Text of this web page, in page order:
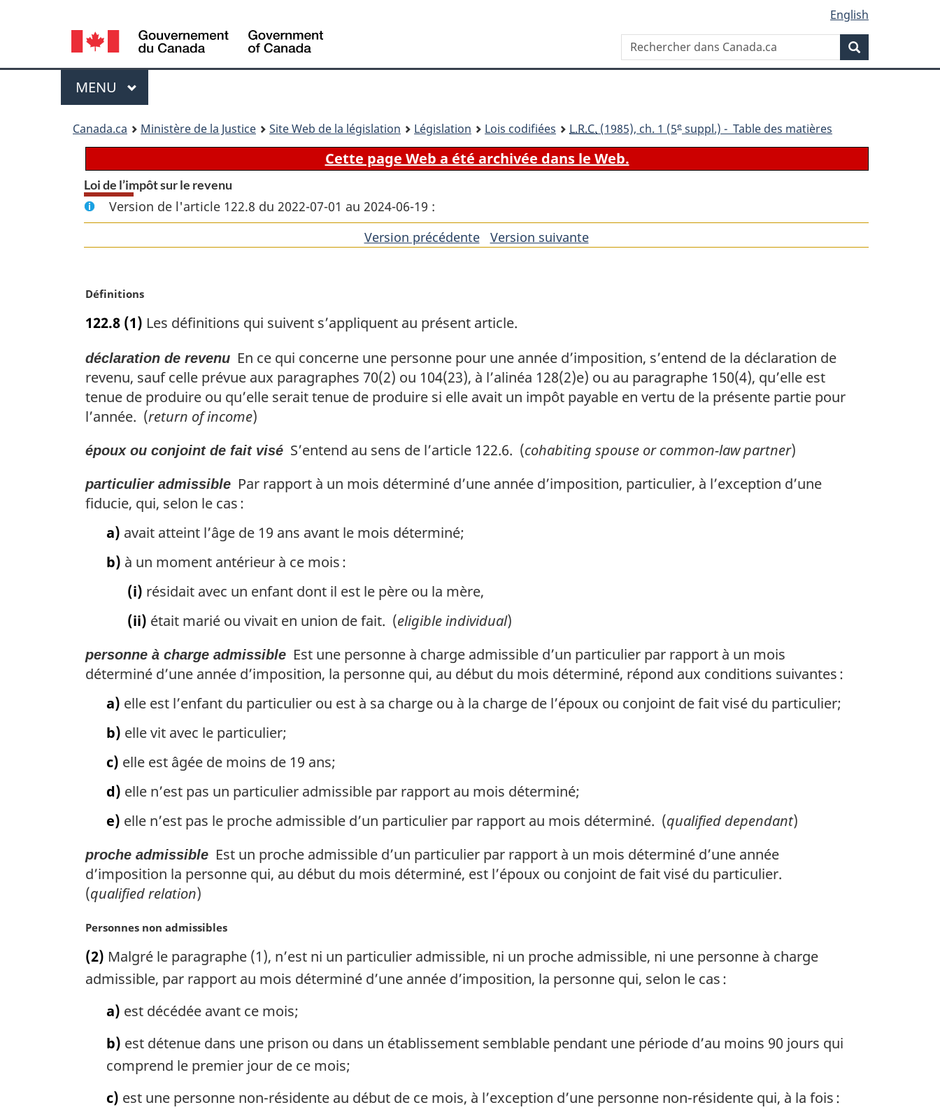
principal
À
site
version
Language
selection
English
Rechercher
dans
Canada.ca
Menu
MENU PRINCIPAL
Canada.ca Ministère de la Justice Site Web de la législation Législation Lois codifiées L.R.C. (1985), ch. 1 (5e suppl.) - Table des matières
Cette page Web a été archivée dans le Web.
Loi de l’impôt sur le revenu
Version de l'article 122.8 du 2022-07-01 au 2024-06-19 :
Version précédentedeVersion suivantede
N
t
m
a
r
g
i
a
e
:
Définitions
122.8 (1) Les définitions qui suivent s’appliquent au présent article.
déclaration de revenu En ce qui concerne une personne pour une année d’imposition, s’entend de la déclaration de
revenu, sauf celle prévue aux paragraphes 70(2) ou 104(23), à l’alinéa 128(2)e) ou au paragraphe 150(4), qu’elle est
tenue de produire ou qu’elle serait tenue de produire si elle avait un impôt payable en vertu de la présente partie pour
l’année. (return of income)
époux ou conjoint de fait visé S’entend au sens de l’article 122.6. (cohabiting spouse or common-law partner)
particulier admissible Par rapport à un mois déterminé d’une année d’imposition, particulier, à l’exception d’une
fiducie, qui, selon le cas :
a) avait atteint l’âge de 19 ans avant le mois déterminé;
b) à un moment antérieur à ce mois :
(i) résidait avec un enfant dont il est le père ou la mère,
(ii) était marié ou vivait en union de fait. (eligible individual)
personne à charge admissible Est une personne à charge admissible d’un particulier par rapport à un mois
déterminé d’une année d’imposition, la personne qui, au début du mois déterminé, répond aux conditions suivantes :
a) elle est l’enfant du particulier ou est à sa charge ou à la charge de l’époux ou conjoint de fait visé du particulier;
b) elle vit avec le particulier;
c) elle est âgée de moins de 19 ans;
d) elle n’est pas un particulier admissible par rapport au mois déterminé;
e) elle n’est pas le proche admissible d’un particulier par rapport au mois déterminé. (qualified dependant)
proche admissible Est un proche admissible d’un particulier par rapport à un mois déterminé d’une année
d’imposition la personne qui, au début du mois déterminé, est l’époux ou conjoint de fait visé du particulier.
(qualified relation)
N
t
e
Personnes non admissibles
(2) Malgré le paragraphe (1), n’est ni un particulier admissible, ni un proche admissible, ni une personne à charge
admissible, par rapport au mois déterminé d’une année d’imposition, la personne qui, selon le cas :
a) est décédée avant ce mois;
b) est détenue dans une prison ou dans un établissement semblable pendant une période d’au moins 90 jours qui
comprend le premier jour de ce mois;
c) est une personne non-résidente au début de ce mois, à l’exception d’une personne non-résidente qui, à la fois :